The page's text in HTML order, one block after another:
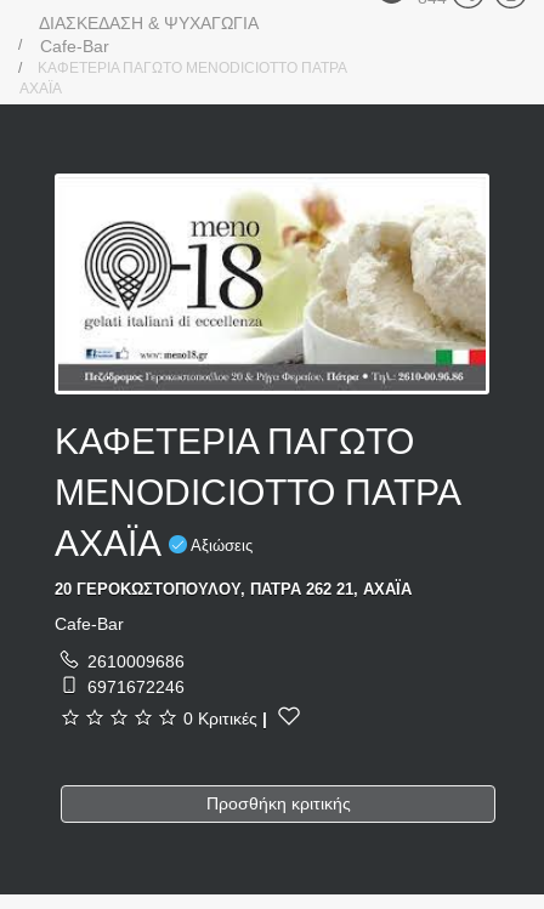
ΔΙΑΣΚΕΔΑΣΗ & ΨΥΧΑΓΩΓΙΑ
Cafe-Bar
ΚΑΦΕΤΕΡΙΑ ΠΑΓΩΤΟ MENODICIOTTO ΠΑΤΡΑ
ΑΧΑΪΑ
ΚΑΦΕΤΕΡΙΑ ΠΑΓΩΤΟ
MENODICIOTTO ΠΑΤΡΑ
ΑΧΑΪΑ
Αξιώσεις
20 ΓΕΡΟΚΩΣΤΟΠΟΥΛΟΥ, ΠΑΤΡΑ 262 21, ΑΧΑΪΑ
Cafe-Bar
2610009686
6971672246
0 Κριτικές |
Προσθήκη κριτικής